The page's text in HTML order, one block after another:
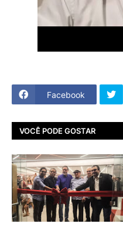
Facebook
VOCÊ PODE GOSTAR